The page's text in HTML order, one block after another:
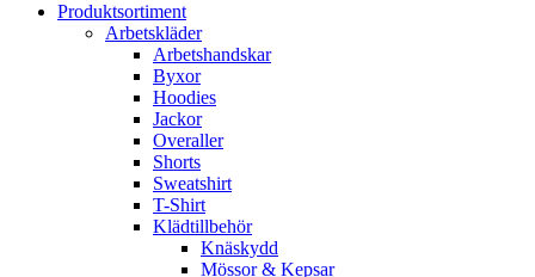
Produktsortiment
Arbetskläder
Arbetshandskar
Byxor
Hoodies
Jackor
Overaller
Shorts
Sweatshirt
T-Shirt
Klädtillbehör
Knäskydd
Mössor & Kepsar